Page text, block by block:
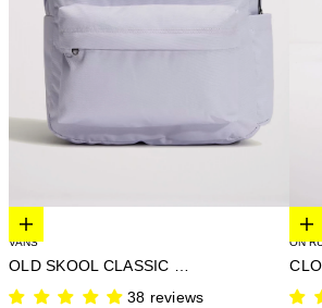
Elige opciones
VANS
38 reviews
ON